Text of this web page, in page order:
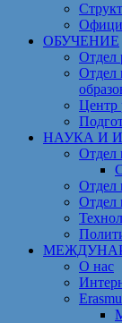
ОБУЧЕНИЕ
Отдел
Отдел
Центр
НАУКА И
Отдел
Отдел
Отдел
О нас